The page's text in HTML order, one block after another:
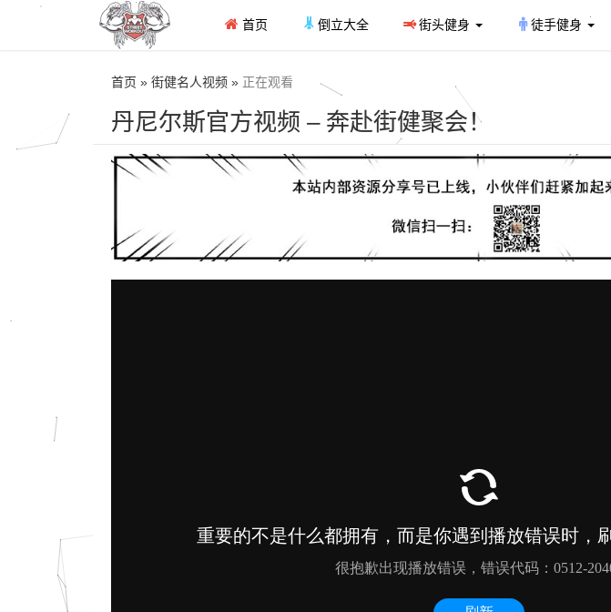
首页 倒立大全 街头健身 徒手健身
首页 » 街健名人视频 » 正在观看
丹尼尔斯官方视频 – 奔赴街健聚会！